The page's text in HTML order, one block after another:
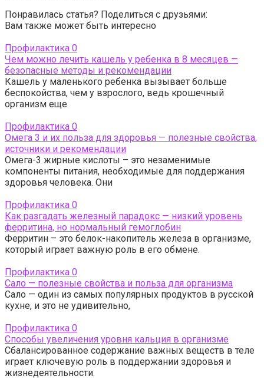
Понравилась статья? Поделиться с друзьями:
Вам также может быть интересно
Профилактика 0
Чем можно лечить кашель у ребенка в 8 месяцев —
безопасные методы и рекомендации
Кашель у маленького ребенка вызывает больше
беспокойства, чем у взрослого, ведь крошечный
организм еще
Профилактика 0
Омега 3 и их польза для здоровья — полезные свойства,
источники и рекомендации
Омега-3 жирные кислоты – это незаменимые
компоненты питания, необходимые для поддержания
здоровья человека. Они
Профилактика 0
Как разгадать железный парадокс — низкий уровень
ферритина, но нормальный гемоглобин
Ферритин – это белок-накопитель железа в организме,
который играет важную роль в его обмене.
Профилактика 0
Сало — полезные свойства и польза для организма
Сало — один из самых популярных продуктов в русской
кухне, и это не удивительно,
Профилактика 0
Способы увеличения уровня кальция в организме
Сбалансированное содержание важных веществ в теле
играет ключевую роль в поддержании здоровья и
жизнедеятельности.